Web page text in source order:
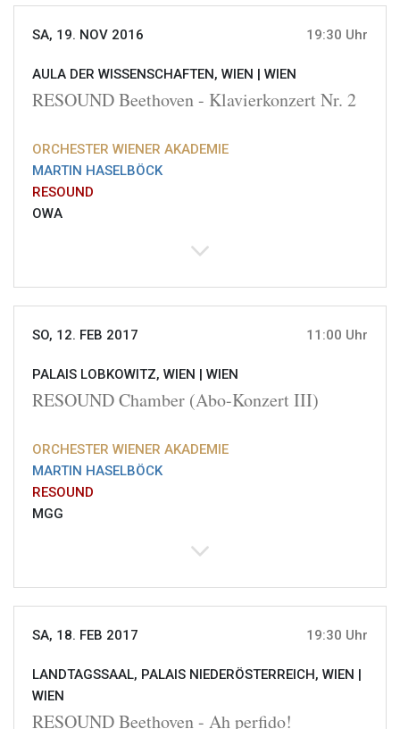
SA, 19. NOV 2016 19:30 Uhr
AULA DER WISSENSCHAFTEN, WIEN | WIEN
RESOUND Beethoven - Klavierkonzert Nr. 2
ORCHESTER WIENER AKADEMIE
MARTIN HASELBÖCK
RESOUND
OWA
SO, 12. FEB 2017 11:00 Uhr
PALAIS LOBKOWITZ, WIEN | WIEN
RESOUND Chamber (Abo-Konzert III)
ORCHESTER WIENER AKADEMIE
MARTIN HASELBÖCK
RESOUND
MGG
SA, 18. FEB 2017 19:30 Uhr
LANDTAGSSAAL, PALAIS NIEDERÖSTERREICH, WIEN |
WIEN
RESOUND Beethoven - Ah perfido!